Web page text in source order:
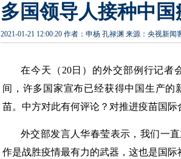
多国领导人接种中
2021-01-21 12:00:20 作者：申杨 孔禄渊 来源：央视新闻
在今天（20日）的外交部例行记者
间，许多国家宣布已经获得中国生产
苗。中方对此有何评论？对推进疫苗国际
外交部发言人华春莹表示，我们一
作是战胜疫情最有力的武器，这也是国际